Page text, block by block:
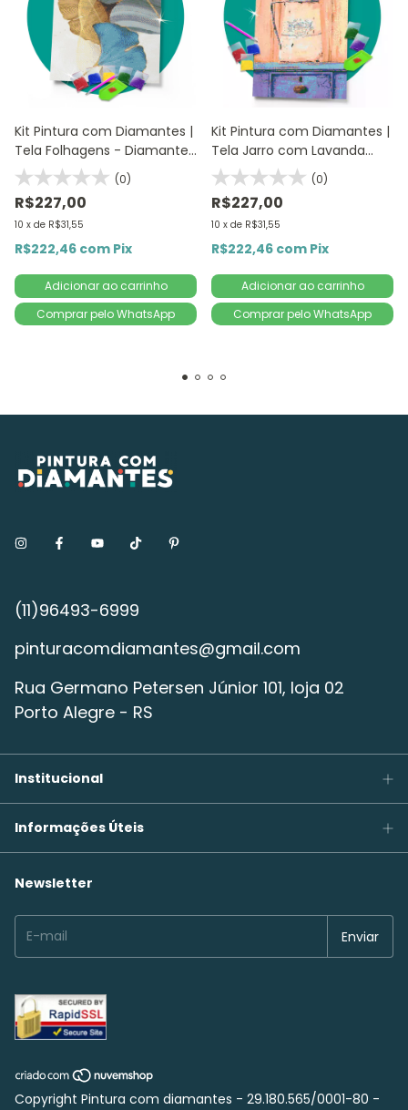
Kit Pintura com Diamantes |
Tela Folhagens - Diamante
Redondo | Diamond Painting
5D DIY
(0)
R$227,00
10 x de R$31,55
R$222,46 com Pix
Adicionar ao carrinho
Comprar pelo WhatsApp
Kit Pintura com Diamantes |
Tela Jarro com Lavanda
30x57cm - Diamante
Redondo | Diamond Painting
5D DIY
(0)
R$227,00
10 x de R$31,55
R$222,46 com Pix
Comprar pelo WhatsApp
pinturacomdiamantes@gmail.com
Rua Germano Petersen Júnior 101, loja 02
Porto Alegre - RS
Institucional
Informações Úteis
Newsletter